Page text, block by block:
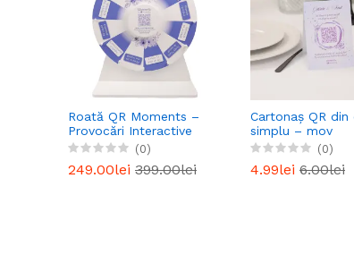
Roată QR Moments –
Provocări Interactive
(0)
249.00lei 399.00lei
Cartonaș QR din
simplu – mov
(0)
4.99lei 6.00lei